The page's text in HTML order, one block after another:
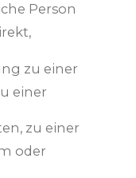
Person
zu einer
einer
zu einer
oder